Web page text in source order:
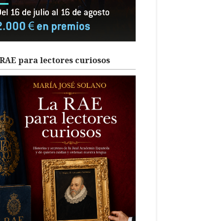
para lectores curiosos